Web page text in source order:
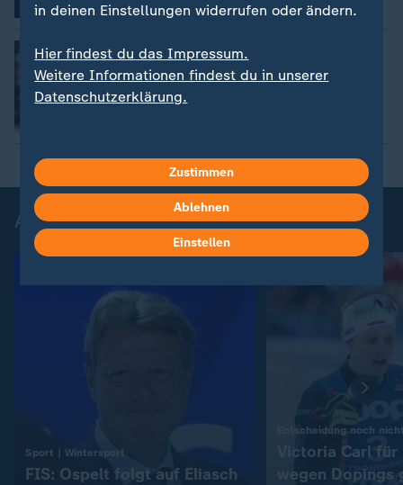
Sendung verpasst?
: Wintersport im relive
Aktuelle Videos zum Wintersport
Sport | Wintersport
FIS: Ospelt folgt auf Eliasch
Entscheidung noch
Victoria Carl
wegen
in deinen Einstellungen widerrufen oder ändern.
Hier findest du das Impressum.
Weitere Informationen findest du in unserer
Datenschutzerklärung.
Zustimmen
Ablehnen
Einstellen